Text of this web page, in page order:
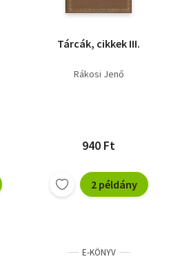
Tárcák, cikkek III.
Rákosi Jenő
940 Ft
2 példány
E-KÖNYV